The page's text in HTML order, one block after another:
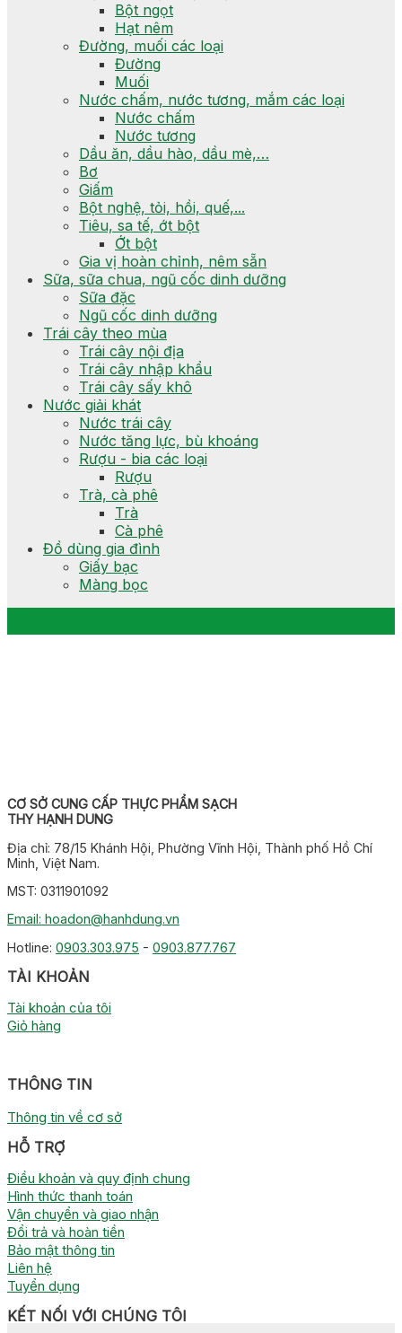
Bột ngọt
Hạt nêm
Đường, muối các loại
Đường
Muối
Nước chấm, nước tương, mắm các loại
Nước chấm
Nước tương
Dầu ăn, dầu hào, dầu mè,…
Bơ
Giấm
Bột nghệ, tỏi, hồi, quế,...
Tiêu, sa tế, ớt bột
Ớt bột
Gia vị hoàn chỉnh, nêm sẵn
Sữa, sữa chua, ngũ cốc dinh dưỡng
Sữa đặc
Ngũ cốc dinh dưỡng
Trái cây theo mùa
Trái cây nội địa
Trái cây nhập khẩu
Trái cây sấy khô
Nước giải khát
Nước trái cây
Nước tăng lực, bù khoáng
Rượu - bia các loại
Rượu
Trà, cà phê
Trà
Cà phê
Đồ dùng gia đình
Giấy bạc
Màng bọc
CƠ SỞ CUNG CẤP THỰC PHẨM SẠCH
THY HẠNH DUNG
Địa chỉ: 78/15 Khánh Hội, Phường Vĩnh Hội, Thành phố Hồ Chí
Minh, Việt Nam.
MST: 0311901092
Email: hoadon@hanhdung.vn
Hotline: 0903.303.975 - 0903.877.767
TÀI KHOẢN
Tài khoản của tôi
Giỏ hàng
THÔNG TIN
Thông tin về cơ sở
HỖ TRỢ
Điều khoản và quy định chung
Hình thức thanh toán
Vận chuyển và giao nhận
Đổi trả và hoàn tiền
Bảo mật thông tin
Liên hệ
Tuyển dụng
KẾT NỐI VỚI CHÚNG TÔI